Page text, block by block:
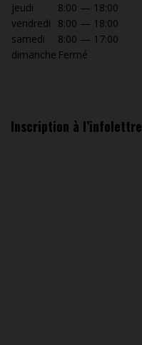
jeudi
8:00 — 18:00
vendredi
8:00 — 18:00
samedi
8:00 — 17:00
dimanche Fermé
Inscription à l’infolettre